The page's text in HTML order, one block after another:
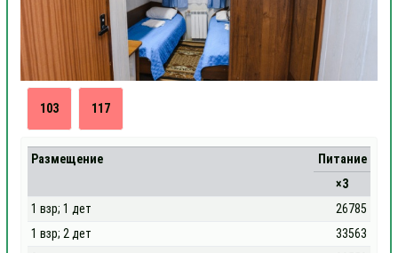
103 117
Размещение
Питание
×3
1 взр; 1 дет
26785
1 взр; 2 дет
33563